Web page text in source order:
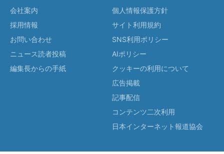
会社案内
採用情報
お問い合わせ
ニュース読者投稿
編集長からの手紙
個人情報保護方針
サイト利用規約
SNS利用ポリシー
AIポリシー
クッキーの利用について
広告掲載
記事配信
コンテンツ二次利用
日本インターネット報道協会